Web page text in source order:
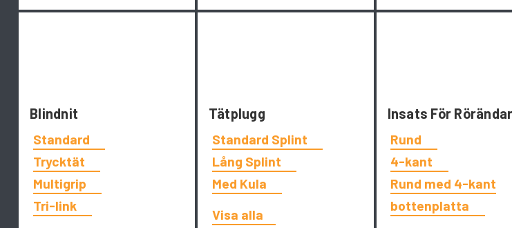
Blindnit
Standard
Trycktät
Multigrip
Tri-link
Tätplugg
Standard Splint
Lång Splint
Med Kula
Visa alla
Insats För Rörändar
Rund
4-kant
Rund med 4-kant
bottenplatta